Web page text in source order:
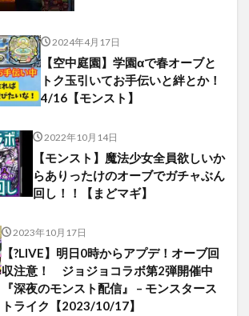
2024年4月17日
【空中庭園】学園αで春オーブと
トク玉引いてお手伝いと絆とか！
4/16【モンスト】
2022年10月14日
【モンスト】魔法少女全員欲しいか
らありったけのオーブでガチャぶん
回し！！【まどマギ】
2023年10月17日
【?LIVE】明日0時からアプデ！オーブ回
収注意！ ジョジョコラボ第2弾開催中
『深夜のモンスト配信』 – モンスタース
トライク【2023/10/17】